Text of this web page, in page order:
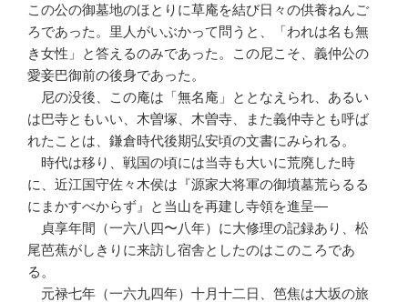
この公の御墓地のほとりに草庵を結び日々の供養ねんご
ろであった。里人がいぶかって問うと、「われは名も無
き女性」と答えるのみであった。この尼こそ、義仲公の
愛妾巴御前の後身であった。
尼の没後、この庵は「無名庵」ととなえられ、あるい
は巴寺ともいい、木曽塚、木曽寺、また義仲寺とも呼ば
れたことは、鎌倉時代後期弘安頃の文書にみられる。
時代は移り、戦国の頃には当寺も大いに荒廃した時
に、近江国守佐々木侯は『源家大将軍の御墳墓荒らるる
にまかすべからず』と当山を再建し寺領を進呈―
貞享年間（一六八四〜八年）に大修理の記録あり、松
尾芭蕉がしきりに来訪し宿舎としたのはこのころであ
る。
元禄七年（一六九四年）十月十二日、笆焦は大坂の旅